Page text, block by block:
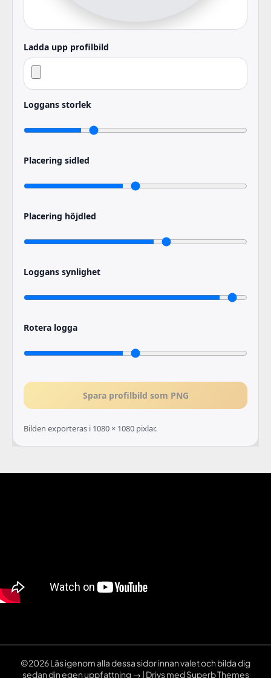
Ladda upp profilbild
Loggans storlek
Placering sidled
Placering höjdled
Loggans synlighet
Rotera logga
Spara profilbild som PNG
Bilden exporteras i 1080 × 1080 pixlar.
©2026 Läs igenom alla dessa sidor innan valet och bilda dig
sedan din egen uppfattning → | Drivs medSuperb Themes